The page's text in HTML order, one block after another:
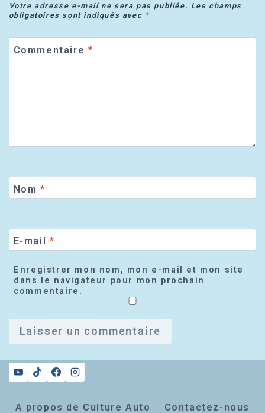
Votre adresse e-mail ne sera pas publiée. Les champs
obligatoires sont indiqués avec *
Commentaire *
Nom *
E-mail *
Enregistrer mon nom, mon e-mail et mon site
dans le navigateur pour mon prochain
commentaire.
A propos de Culture Auto Contactez-nous